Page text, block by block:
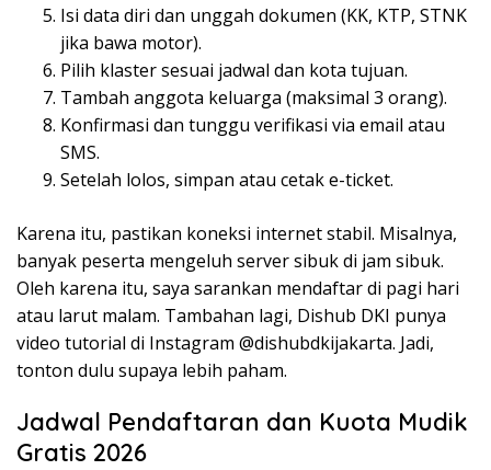
Isi data diri dan unggah dokumen (KK, KTP, STNK
jika bawa motor).
Pilih klaster sesuai jadwal dan kota tujuan.
Tambah anggota keluarga (maksimal 3 orang).
Konfirmasi dan tunggu verifikasi via email atau
SMS.
Setelah lolos, simpan atau cetak e-ticket.
Karena itu, pastikan koneksi internet stabil. Misalnya,
banyak peserta mengeluh server sibuk di jam sibuk.
Oleh karena itu, saya sarankan mendaftar di pagi hari
atau larut malam. Tambahan lagi, Dishub DKI punya
video tutorial di Instagram @dishubdkijakarta. Jadi,
tonton dulu supaya lebih paham.
Jadwal Pendaftaran dan Kuota Mudik
Gratis 2026